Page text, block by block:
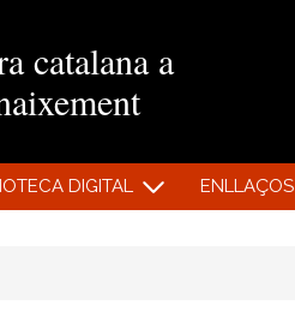
catalana a
DIGITAL ENLLAÇOS